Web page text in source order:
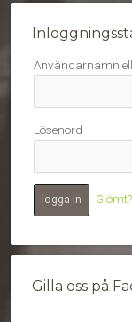
Användarnamn
Lösenord
Glömt?
Gilla oss på